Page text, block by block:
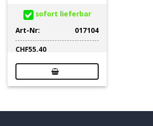
sofort lieferbar
Art-Nr:
017104
CHF55.40